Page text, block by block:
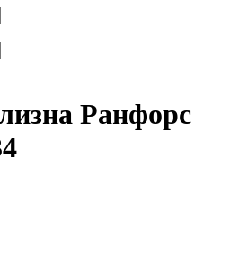
Ранфорс